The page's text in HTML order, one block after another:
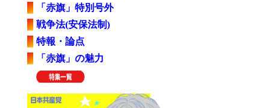
「赤旗」特別号外
戦争法(安保法制)
特報・論点
「赤旗」の魅力